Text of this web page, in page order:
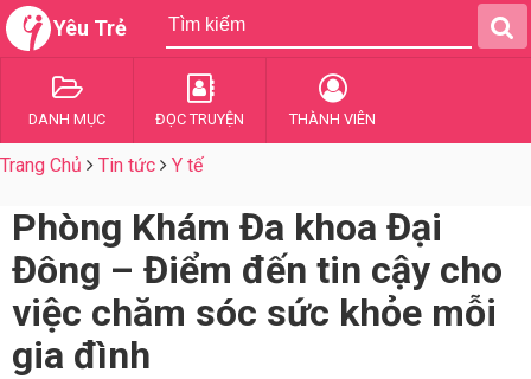
Yêu Trẻ
DANH MỤC ĐỌC TRUYỆN THÀNH VIÊN
Trang Chủ Tin tức Y tế
Phòng Khám Đa khoa Đại
Đông – Điểm đến tin cậy cho
việc chăm sóc sức khỏe mỗi
gia đình